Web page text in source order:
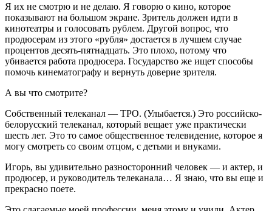
Я их не смотрю и не делаю. Я говорю о кино, которое
показывают на большом экране. Зритель должен идти в
кинотеатры и голосовать рублем. Другой вопрос, что
продюсерам из этого «рубля» достается в лучшем случае
процентов десять-пятнадцать. Это плохо, потому что
убивается работа продюсера. Государство же ищет способы
помочь кинематографу и вернуть доверие зрителя.
А вы что смотрите?
Собственный телеканал — ТРО. (Улыбается.) Это российско-
белорусский телеканал, который вещает уже практически
шесть лет. Это то самое общественное телевидение, которое я
могу смотреть со своим отцом, с детьми и внуками.
Игорь, вы удивительно разносторонний человек — и актер, и
продюсер, и руководитель телеканала… Я знаю, что вы еще и
прекрасно поете.